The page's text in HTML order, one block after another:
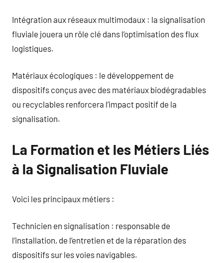
Intégration aux réseaux multimodaux : la signalisation
fluviale jouera un rôle clé dans l’optimisation des flux
logistiques.
Matériaux écologiques : le développement de
dispositifs conçus avec des matériaux biodégradables
ou recyclables renforcera l’impact positif de la
signalisation.
La Formation et les Métiers Liés
à la Signalisation Fluviale
Voici les principaux métiers :
Technicien en signalisation : responsable de
l’installation, de l’entretien et de la réparation des
dispositifs sur les voies navigables.